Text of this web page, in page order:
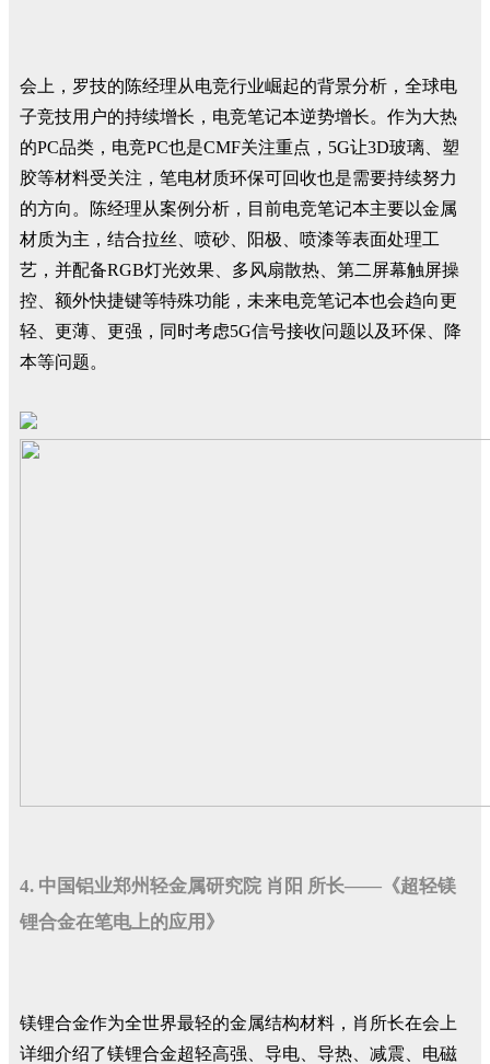
会上，罗技的陈经理从电竞行业崛起的背景分析，全球电
子竞技用户的持续增长，电竞笔记本逆势增长。作为大热
的PC品类，电竞PC也是CMF关注重点，5G让3D玻璃、塑
胶等材料受关注，笔电材质环保可回收也是需要持续努力
的方向。陈经理从案例分析，目前电竞笔记本主要以金属
材质为主，结合拉丝、喷砂、阳极、喷漆等表面处理工
艺，并配备RGB灯光效果、多风扇散热、第二屏幕触屏操
控、额外快捷键等特殊功能，未来电竞笔记本也会趋向更
轻、更薄、更强，同时考虑5G信号接收问题以及环保、降
本等问题。
4. 中国铝业郑州轻金属研究院 肖阳 所长——《超轻镁
锂合金在笔电上的应用》
镁锂合金作为全世界最轻的金属结构材料，肖所长在会上
详细介绍了镁锂合金超轻高强、导电、导热、减震、电磁